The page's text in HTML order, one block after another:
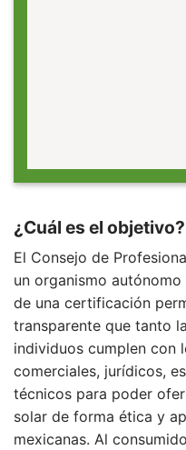
¿Cuál es el objetivo?
El Consejo de
un organismo
de una certificación
transparente que tanto
individuos cumplen con
comerciales, jurídicos,
técnicos para poder
solar de forma ética y
mexicanas. Al